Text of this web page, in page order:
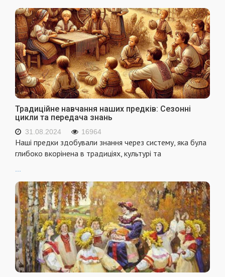
Традиційне навчання наших предків: Сезонні
цикли та передача знань
31.08.2024 16964
Наші предки здобували знання через систему, яка була
глибоко вкорінена в традиціях, культурі та
...